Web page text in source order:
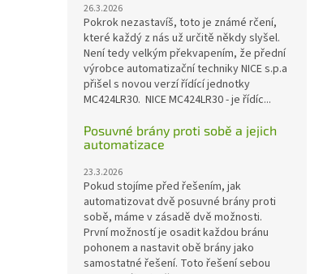
26.3.2026
Pokrok nezastavíš, toto je známé rčení,
které každý z nás už určitě někdy slyšel.
Není tedy velkým překvapením, že přední
výrobce automatizační techniky NICE s.p.a
přišel s novou verzí řídící jednotky
MC424LR30. NICE MC424LR30 - je řídíc...
Posuvné brány proti sobě a jejich
automatizace
23.3.2026
Pokud stojíme před řešením, jak
automatizovat dvě posuvné brány proti
sobě, máme v zásadě dvě možnosti.
První možností je osadit každou bránu
pohonem a nastavit obě brány jako
samostatné řešení. Toto řešení sebou